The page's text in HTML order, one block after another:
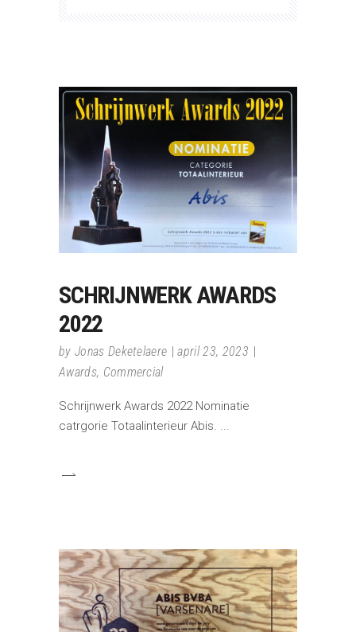
SCHRIJNWERK AWARDS
2022
by Jonas Deketelaere
april 23, 2023
Awards, Commercial
Schrijnwerk Awards 2022 Nominatie
catrgorie Totaalinterieur Abis.